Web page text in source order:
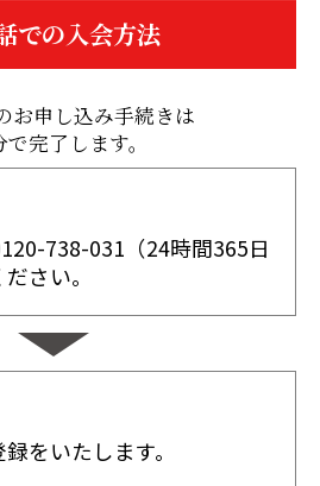
での入会方法
お申し込み手続きは
で完了します。
738-031 （24時間365日
さい。
をいたします。